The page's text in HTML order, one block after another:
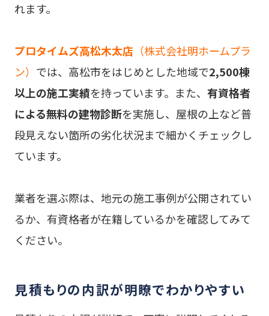
れます。
プロタイムズ高松木太店 （株式会社明ホームプラ
ン） では、高松市をはじめとした地域で2,500棟
以上の施工実績を持っています。また、 有資格者
による無料の建物診断を実施し、屋根の上など普
段見えない箇所の劣化状況まで細かくチェックし
ています。
業者を選ぶ際は、地元の施工事例が公開されてい
るか、有資格者が在籍しているかを確認してみて
ください。
見積もりの内訳が明瞭でわかりやすい